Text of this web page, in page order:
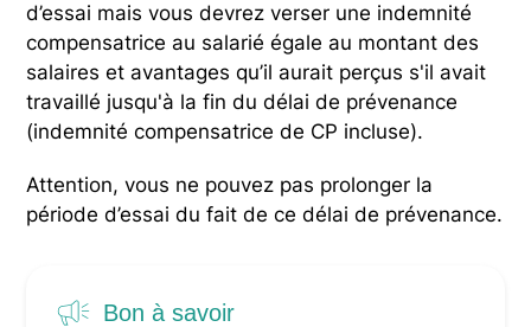
d’essai mais vous devrez verser une indemnité
compensatrice au salarié égale au montant des
salaires et avantages qu’il aurait perçus s'il avait
travaillé jusqu'à la fin du délai de prévenance
(indemnité compensatrice de CP incluse).
Attention, vous ne pouvez pas prolonger la
période d’essai du fait de ce délai de prévenance.
Bon à savoir